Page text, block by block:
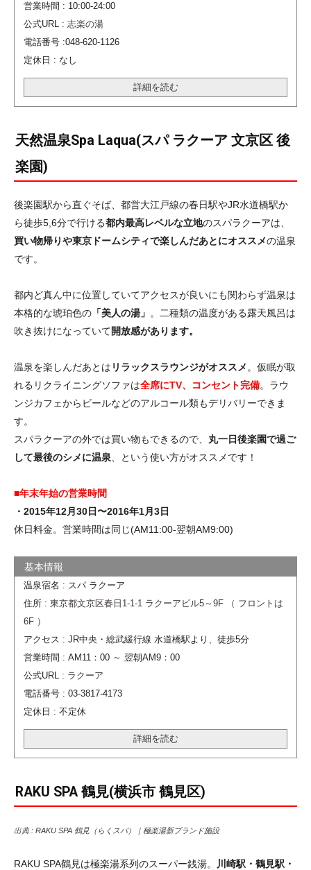
営業時間 : 10:00-24:00
公式URL : 志楽の湯
電話番号 :048-620-1126
定休日 : なし
詳細を読む
天然温泉Spa Laqua(スパ ラクーア 文京区 後
楽園)
後楽園駅から直ぐそば、都営大江戸線の春日駅やJR水道橋駅か
ら徒歩5,6分で行ける都内最高レベルな立地のスパラクーアは、
買い物帰りや東京ドームシティで楽しんだあとにオススメの温泉
です。
都内ど真ん中に位置していてアクセスが良いにも関わらず温泉は
本格的な琥珀色の 「美人の湯」 。二種類の温度がある露天風呂は
吹き抜けになっていて開放感があります。
温泉を楽しんだあとは リラックスラウンジがオススメ 。仮眠が取
れるリクライニングソファは全席にTV、コンセント完備。ラウ
ンジカフェからビールなどのアルコール類もデリバリーできま
す。
スパラクーアの外では買い物もできるので、 丸一日後楽園で過ご
して最後のシメに温泉 、という使い方がオススメです！
■年末年始の営業時間
・2015年12月30日〜2016年1月3日
休日料金。営業時間は同じ(AM11:00-翌朝AM9:00)
温泉宿名 : スパ ラクーア
住所 : 東京都文京区春日1-1-1 ラクーアビル5～9F （ フロントは
6F ）
アクセス : JR中央・総武緩行線 水道橋駅より、徒歩5分
営業時間 : AM11：00 ～ 翌朝AM9：00
公式URL : ラクーア
電話番号 : 03-3817-4173
定休日 : 不定休
詳細を読む
RAKU SPA 鶴見(横浜市 鶴見区)
出典 : RAKU SPA 鶴見（らくスパ）｜極楽湯新ブランド施設
RAKU SPA鶴見は極楽湯系列のスーパー銭湯。 川崎駅・鶴見駅・